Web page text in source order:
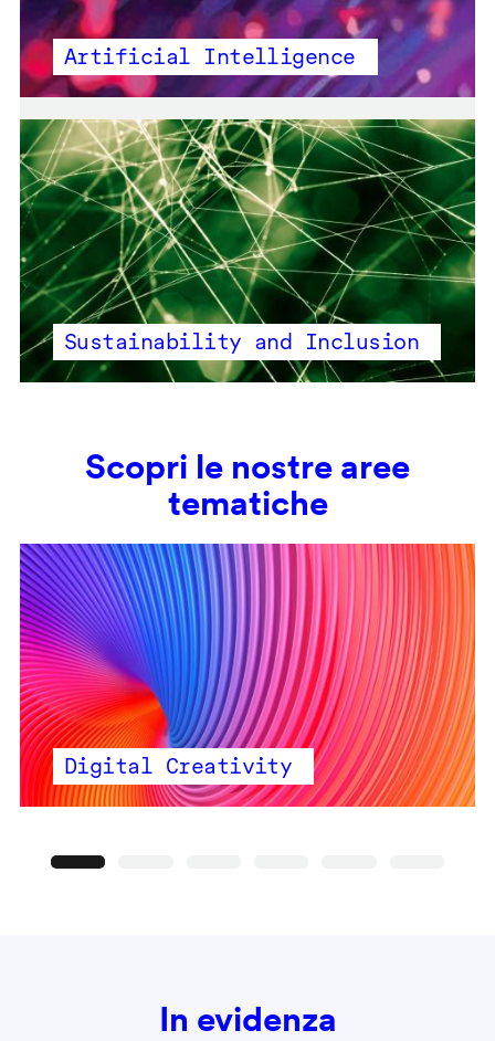
Artificial Intelligence
Sustainability and Inclusion
Scopri le nostre aree
tematiche
Digital Creativity
In evidenza